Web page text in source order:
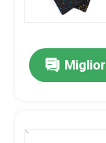
Casa.